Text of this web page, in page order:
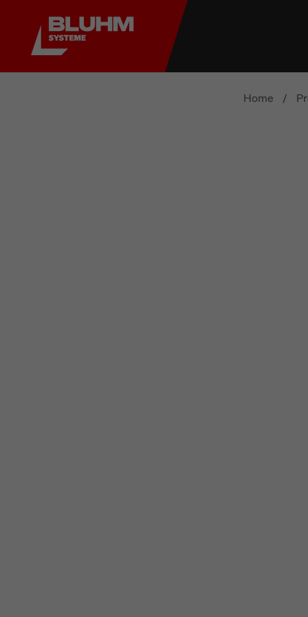
Home /